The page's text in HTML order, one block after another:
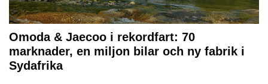
Omoda & Jaecoo i rekordfart: 70
marknader, en miljon bilar och ny fabrik i
Sydafrika